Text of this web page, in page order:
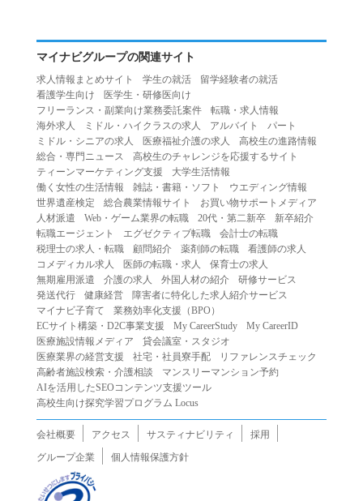
１.利用者は、本サービスを利用する上で次の各号に定める
とします。
（１）重複、虚偽の情報、または自己以外の情報を登録す
る行為
（２）第三者になりすまして本サービスを利用する行為
（３）当社または第三者の著作権等の知的財産権、プライ
バシー、その他の権利を侵害する行為
（４）当社または第三者を誹謗中傷する行為
（５）当社または第三者に不利益を与える行為
（６）営利を目的とした行為
（７）政治・選挙・宗教活動またはそれらに類する行為
（８）本サービスの運営を妨害する行為
（９）法令違反、犯罪行為、または公序良俗に反する行為
（１０）暴力的な要求行為、または法的な責任を超えた不
当な要求行為
（１１）その他当社が不適切であると判断する行為
２.当社は、前項の定めに該当する行為を行った利用者に対
の提供を停止または中断することができるものとします。
第５条（免責）
１.当社は、本サービスの利用（これらに伴う当社または第
三者の情報提供行為等を含みます）により、利用者に生じ
マイナビグループの関連サイト
求人情報まとめサイト 学生の就活
留学経験者の就活
看護学生向け
医学生・研修医向け
フリーランス・副業向け業務委託案件
転職・求人情報
海外求人
ミドル・ハイクラスの求人 アルバイト
パート
ミドル・シニアの求人
医療福祉介護の求人
高校生の進路情報
総合・専門ニュース
高校生のチャレンジを応援するサイト
ティーンマーケティング支援
大学生活情報
働く女性の生活情報
雑誌・書籍・ソフト
ウエディング情報
世界遺産検定
総合農業情報サイト
お買い物サポートメディア
人材派遣
Web・ゲーム業界の転職 20代・第二新卒
新卒紹介
転職エージェント
エグゼクティブ転職
会計士の転職
税理士の求人・転職
顧問紹介 薬剤師の転職
看護師の求人
コメディカル求人
医師の転職・求人
保育士の求人
無期雇用派遣
介護の求人 外国人材の紹介
研修サービス
発送代行
健康経営
障害者に特化した求人紹介サービス
マイナビ子育て
業務効率化支援（BPO）
ECサイト構築・D2C事業支援
My CareerStudy
My CareerID
医療施設情報メディア
貸会議室・スタジオ
医療業界の経営支援
社宅・社員寮手配
リファレンスチェック
高齢者施設検索・介護相談
マンスリーマンション予約
AIを活用したSEOコンテンツ支援ツール
高校生向け探究学習プログラム Locus
会社概要 アクセス サスティナビリティ
採用
グループ企業
個人情報保護方針